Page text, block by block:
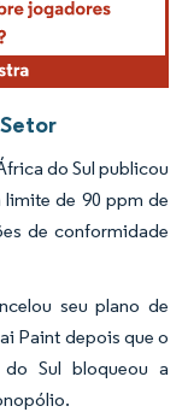
do Sul publicou
limite de 90 ppm de
de conformidade
seu plano de
Paint depois que o
Sul bloqueou a